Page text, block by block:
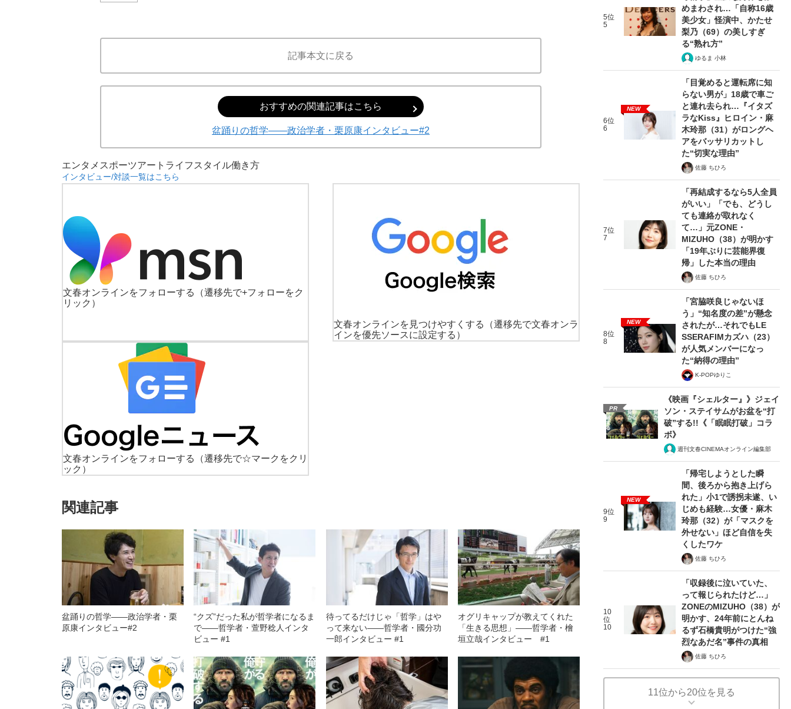
《BTS厳戒トーキョー滞在記》RM→渋谷で飲み会、JIN→伊豆の...
「90%は失敗する。でも…」本田圭佑が初めて明かした日本代表監督に...
記事本文に戻る
おすすめの関連記事はこちら
盆踊りの哲学――政治学者・栗原康インタビュー#2
エンタメ スポーツアート ライフスタイル働き方
インタビュー/対談一覧はこちら
文春オンラインをフォローする
（遷移先で+フォローをク
リック）
文春オンラインを見つけやすくする
（遷移先で文春オンラ
インを優先ソースに設定する）
文春オンラインをフォローする
（遷移先で☆マークをクリ
ック）
関連記事
盆踊りの哲学――政治学者・栗
原康インタビュー#2
“クズ”だった私が哲学者になるま
で――哲学者・萱野稔人インタ
ビュー #1
待ってるだけじゃ「哲学」はや
って来ない――哲学者・國分功
一郎インタビュー #1
オグリキャップが教えてくれた
「生きる思想」――哲学者・檜
垣立哉インタビュー #1
5位
5
めまわされ…「自称16歳
美少女」怪演中、かたせ
梨乃（69）の美しすぎ
る“熟れ方”
ゆるま 小林
6位
6
NEW
「目覚めると運転席に知
らない男が」18歳で車ご
と連れ去られ…『イタズ
ラなKiss』ヒロイン・麻
木玲那（31）がロングヘ
アをバッサリカットし
た“切実な理由”
佐藤 ちひろ
7位
7
「再結成するなら5人全員
がいい」「でも、どうし
ても連絡が取れなく
て…」元ZONE・
MIZUHO（38）が明かす
「19年ぶりに芸能界復
帰」した本当の理由
佐藤 ちひろ
8位
8
NEW
「宮脇咲良じゃないほ
う」“知名度の差”が懸念
されたが…それでもLE
SSERAFIMカズハ（23）
が人気メンバーになっ
た“納得の理由”
K-POPゆりこ
PR
《映画『シェルター』》ジェイ
ソン・ステイサムがお盆を“打
破”する!!《「眠眠打破」コラ
ボ》
週刊文春CINEMAオンライン編集部
9位
9
NEW
「帰宅しようとした瞬
間、後ろから抱き上げら
れた」小1で誘拐未遂、い
じめも経験…女優・麻木
玲那（32）が「マスクを
外せない」ほど自信を失
くしたワケ
佐藤 ちひろ
10
位
10
「収録後に泣いていた、
って報じられたけど…」
ZONEのMIZUHO（38）が
明かす、24年前にとんね
るず石橋貴明がつけた“強
烈なあだ名”事件の真相
佐藤 ちひろ
11位から20位を見る